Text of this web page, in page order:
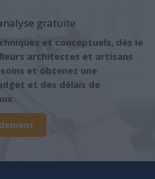
gratuite
et conceptuels, dès le
architectes et artisans
et obtenez une
et des délais de